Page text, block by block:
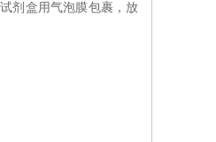
剂盒用气泡膜包裹，放